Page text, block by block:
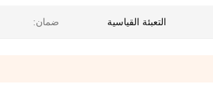
التعبئة القياسية ضمان: